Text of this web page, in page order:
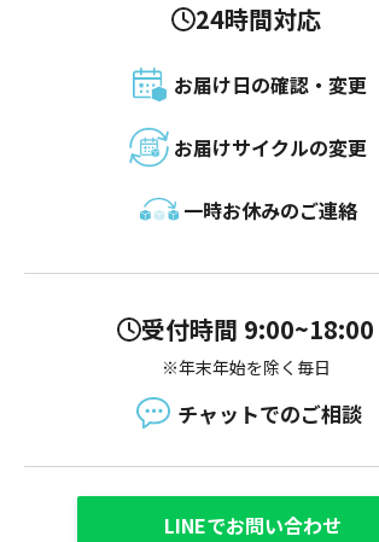
24時間対応
お届け日の確認・変更
お届けサイクルの変更
一時お休みのご連絡
受付時間 9:00~18:00
※年末年始を除く毎日
チャットでのご相談
LINEでお問い合わせ